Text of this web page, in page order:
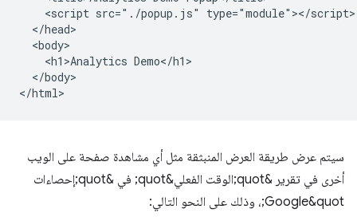
    <script src="./popup.js" type="module"></script>
  </head>
  <body>
    <h1>Analytics Demo</h1>
  </body>
سيتم عرض طريقة العرض المنبثقة مثل أي مشاهدة صفحة على الويب
أخرى في تقرير &quot;الوقت الفعلي&quot; في &quot;إحصاءات
Google&quot;، وذلك على النحو التالي: